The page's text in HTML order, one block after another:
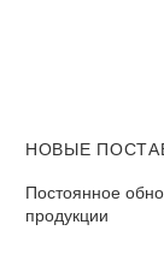
НОВЫЕ
Постоянное
продукции